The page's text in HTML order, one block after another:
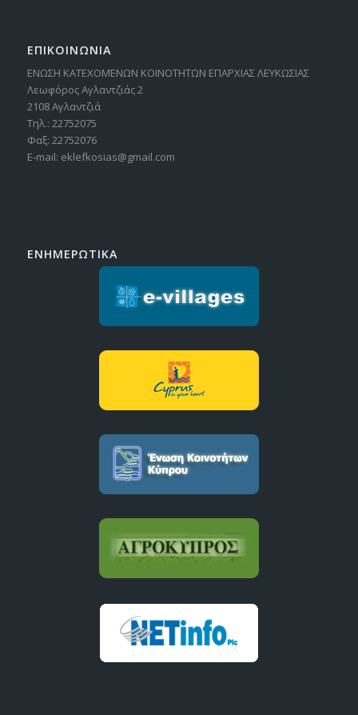
ΕΠΙΚΟΙΝΩΝΙΑ
ΕΝΩΣΗ ΚΑΤΕΧΟΜΕΝΩΝ ΚΟΙΝΟΤΗΤΩΝ ΕΠΑΡΧΙΑΣ ΛΕΥΚΩΣΙΑΣ
Λεωφόρος Αγλαντζιάς 2
2108 Αγλαντζιά
Τηλ.: 22752075
Φαξ: 22752076
E-mail: eklefkosias@gmail.com
ΕΝΗΜΕΡΩΤΙΚΑ